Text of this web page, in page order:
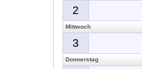
2
Mittwoch
3
Donnerstag